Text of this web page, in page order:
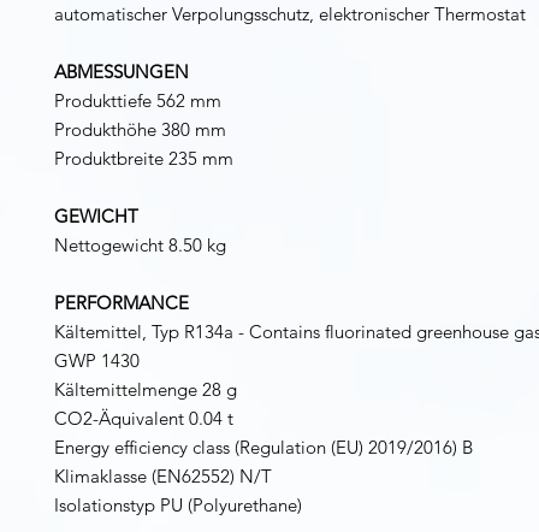
automatischer Verpolungsschutz, elektronischer Thermostat
ABMESSUNGEN
Produkttiefe 562 mm
Produkthöhe 380 mm
Produktbreite 235 mm
GEWICHT
Nettogewicht 8.50 kg
PERFORMANCE
Kältemittel, Typ R134a - Contains fluorinated greenhouse
GWP 1430
Kältemittelmenge 28 g
CO2-Äquivalent 0.04 t
Energy efficiency class (Regulation (EU) 2019/2016) B
Klimaklasse (EN62552) N/T
Isolationstyp PU (Polyurethane)